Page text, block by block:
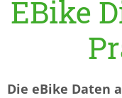
EBike
Die eBike Daten